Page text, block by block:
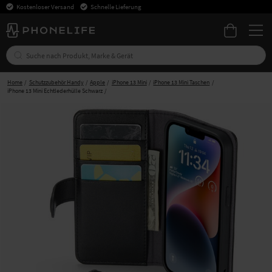
Kostenloser Versand Schnelle Lieferung
Home Schutzzubehör Handy Apple iPhone 13 Mini
iPhone 13 Mini Taschen
iPhone 13 Mini Echtlederhülle Schwarz